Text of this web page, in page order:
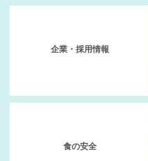
企業・採用情報
食の安全